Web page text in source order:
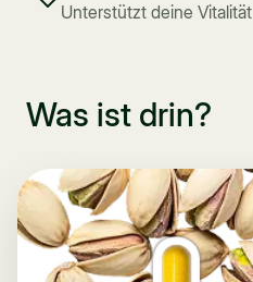
Unterstützt deine Vitalität
Was ist drin?